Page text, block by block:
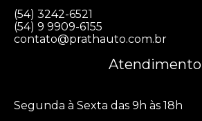
(54) 3242-6521
(54) 9 9909-6155
contato@prathauto.com.br
Atendimento
Segunda à Sexta das 9h às 18h